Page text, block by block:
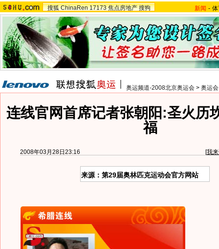
搜狐 ChinaRen 17173 焦点房地产 搜狗 新闻 -
奥运频道-2008北京奥运会 > 奥运
连线官网首席记者张朝阳:圣火历
福
2008年03月28日23:16 [我
来源：第29届奥林匹克运动会官方网站